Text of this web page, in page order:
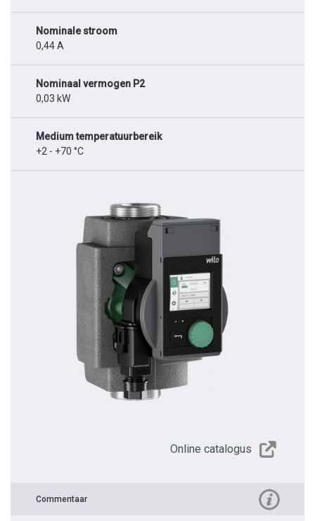
Nominale stroom
0,44 A
Nominaal vermogen P2
0,03 kW
Medium temperatuurbereik
+2 - +70 °C
Online catalogus
Commentaar